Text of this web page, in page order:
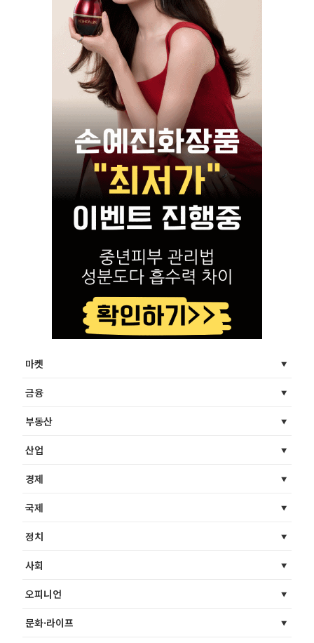
마켓
금융
부동산
산업
경제
국제
정치
사회
오피니언
문화·라이프